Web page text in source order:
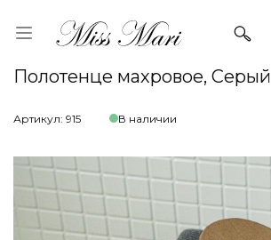
Полотенце махровое, Серый
Артикул: 915 В наличии